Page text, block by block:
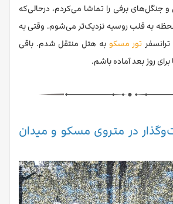
برفی را تماشا می‌کردم، درحالی‌که
به قلب روسیه نزدیک‌تر می‌شوم. وقتی به
تور مسکوبه هتل منتقل شدم. باقی
روز بعد آماده باشم.
در متروی مسکو و میدان